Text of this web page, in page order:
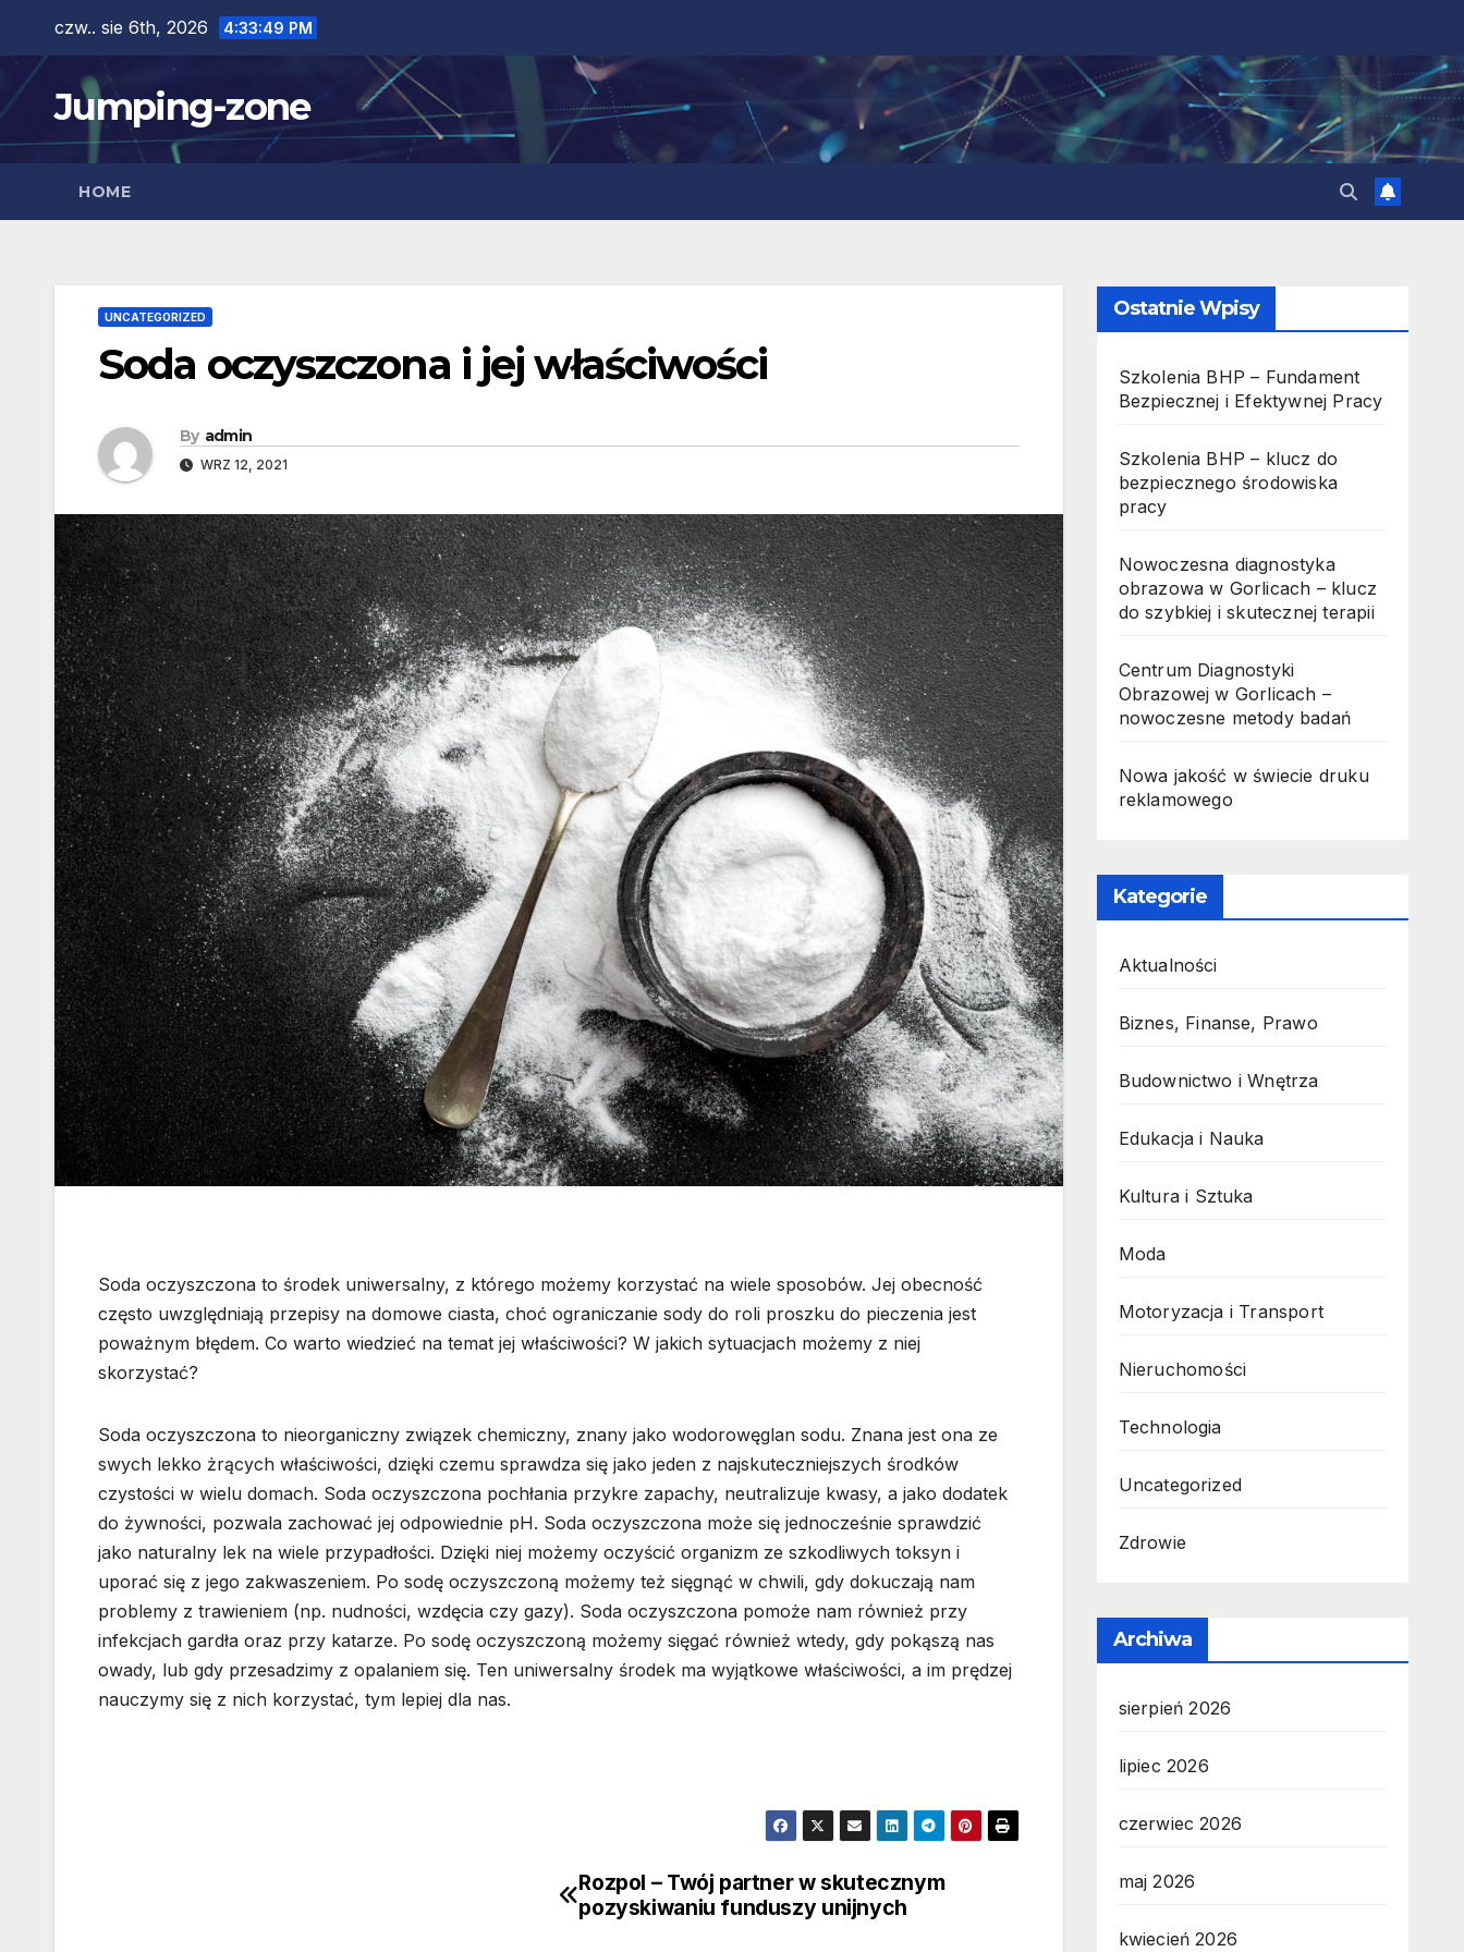
content
czw.. sie 6th, 2026 4:33:50 PM
Jumping-zone
HOME
UNCATEGORIZED
Soda oczyszczona i jej właściwości
By admin
WRZ 12, 2021
Soda oczyszczona to środek uniwersalny, z którego możemy korzystać na wiele sposobów. Jej obecność
często uwzględniają przepisy na domowe ciasta, choć ograniczanie sody do roli proszku do pieczenia jest
poważnym błędem. Co warto wiedzieć na temat jej właściwości? W jakich sytuacjach możemy z niej
skorzystać?
Soda oczyszczona to nieorganiczny związek chemiczny, znany jako wodorowęglan sodu. Znana jest ona ze
swych lekko żrących właściwości, dzięki czemu sprawdza się jako jeden z najskuteczniejszych środków
czystości w wielu domach. Soda oczyszczona pochłania przykre zapachy, neutralizuje kwasy, a jako dodatek
do żywności, pozwala zachować jej odpowiednie pH. Soda oczyszczona może się jednocześnie sprawdzić
jako naturalny lek na wiele przypadłości. Dzięki niej możemy oczyścić organizm ze szkodliwych toksyn i
uporać się z jego zakwaszeniem. Po sodę oczyszczoną możemy też sięgnąć w chwili, gdy dokuczają nam
problemy z trawieniem (np. nudności, wzdęcia czy gazy). Soda oczyszczona pomoże nam również przy
infekcjach gardła oraz przy katarze. Po sodę oczyszczoną możemy sięgać również wtedy, gdy pokąszą nas
owady, lub gdy przesadzimy z opalaniem się. Ten uniwersalny środek ma wyjątkowe właściwości, a im prędzej
nauczymy się z nich korzystać, tym lepiej dla nas.
Rozpol – Twój partner w skutecznym
pozyskiwaniu funduszy unijnych
Ostatnie Wpisy
Szkolenia BHP – Fundament
Bezpiecznej i Efektywnej Pracy
Szkolenia BHP – klucz do
bezpiecznego środowiska
pracy
Nowoczesna diagnostyka
obrazowa w Gorlicach – klucz
do szybkiej i skutecznej terapii
Centrum Diagnostyki
Obrazowej w Gorlicach –
nowoczesne metody badań
Nowa jakość w świecie druku
reklamowego
Kategorie
Aktualności
Biznes, Finanse, Prawo
Budownictwo i Wnętrza
Edukacja i Nauka
Kultura i Sztuka
Moda
Motoryzacja i Transport
Nieruchomości
Technologia
Uncategorized
Zdrowie
Archiwa
sierpień 2026
lipiec 2026
czerwiec 2026
maj 2026
kwiecień 2026